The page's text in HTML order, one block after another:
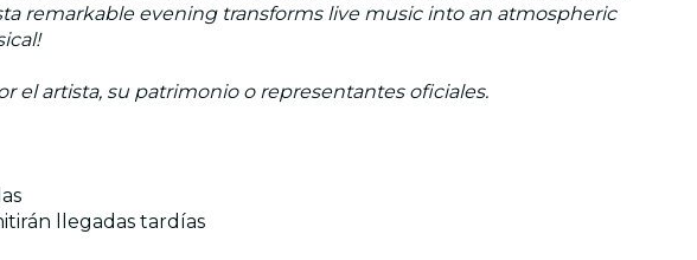
remarkable evening transforms live music into an atmospheric
el artista, su patrimonio o representantes oficiales.
llegadas tardías